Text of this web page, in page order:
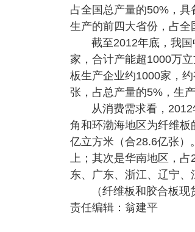
占全国总产量的50%，
生产的前四大省份，占全
截至2012年底，我
家，合计产能超1000万
板生产企业约1000家，
张，占总产量的5%，生
从消费需求看，
角和环渤海地区为纤维
亿立方米（合28.6亿张）
上；其次是华南地区，
东、广东、浙江、辽宁、
（纤维板和胶合板现
责任编辑：翁建平